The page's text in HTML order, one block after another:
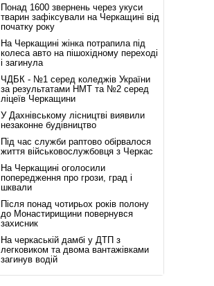
Понад 1600 звернень через укуси
тварин зафіксували на Черкащині від
початку року
На Черкащині жінка потрапила під
колеса авто на пішохідному переході
і загинула
ЧДБК - №1 серед коледжів України
за результатами НМТ та №2 серед
ліцеїв Черкащини
У Дахнівському лісництві виявили
незаконне будівництво
Під час служби раптово обірвалося
життя військовослужбовця з Черкас
На Черкащині оголосили
попередження про грози, град і
шквали
Після понад чотирьох років полону
до Монастирищини повернувся
захисник
На черкаській дамбі у ДТП з
легковиком та двома вантажівками
загинув водій